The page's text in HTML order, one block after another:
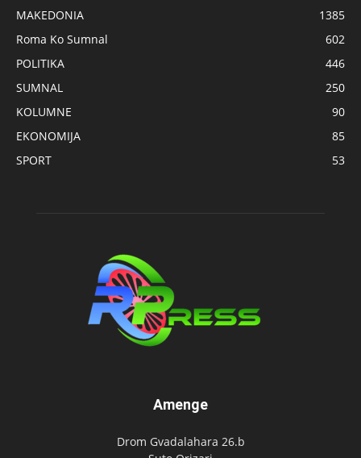
MAKEDONIA
1385
Roma Ko Sumnal
602
POLITIKA
446
SUMNAL
250
KOLUMNE
90
EKONOMIJA
85
SPORT
53
Amenge
Drom Gvadalahara 26.b